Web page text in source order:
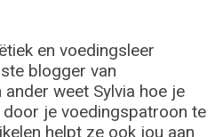
en voedingsleer
blogger van
weet Sylvia hoe je
je voedingspatroon te
helpt ze ook jou aan